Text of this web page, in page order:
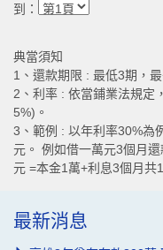
到：
典當須知
1、還款期限 : 最低3期，
2、利率 : 依當鋪業法規定
5%)。
3、範例 : 以年利率30%為
元。 例如借一萬元3個月
元 =本金1萬+利息3個月共
最新消息